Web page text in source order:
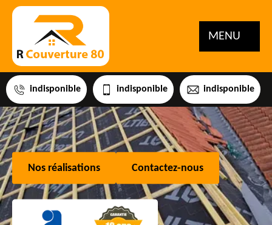
MENU
indisponible indisponible indisponible
Nos réalisations Contactez-nous